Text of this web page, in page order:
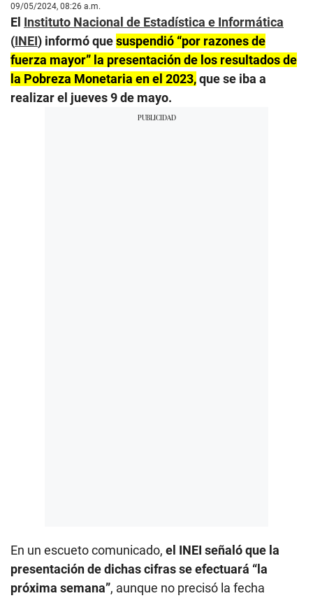
09/05/2024, 08:26 a.m.
El Instituto Nacional de Estadística e Informática
(INEI) informó quesuspendió “por razones de
fuerza mayor” la presentación de los resultados de
la Pobreza Monetaria en el 2023,que se iba a
realizar el jueves 9 de mayo.
En un escueto comunicado, el INEI señaló que la
presentación de dichas cifras se efectuará “la
próxima semana”, aunque no precisó la fecha